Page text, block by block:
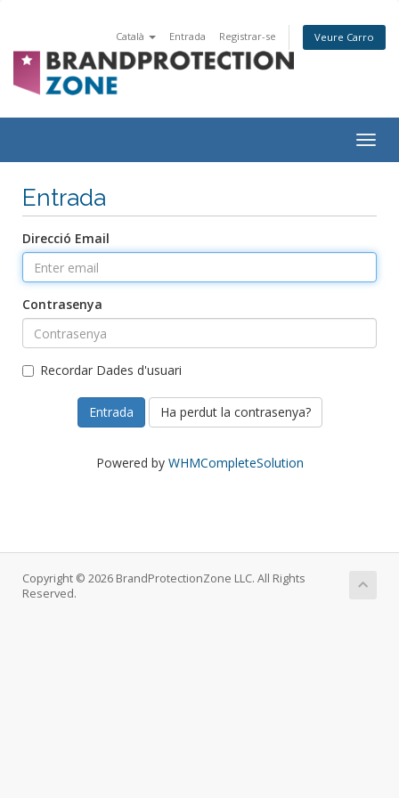
Català Entrada Registrar-se Veure Carro
Entrada
Direcció Email
Contrasenya
Recordar Dades d'usuari
Ha perdut la contrasenya?
Powered by WHMCompleteSolution
Copyright © 2026 BrandProtectionZone LLC. All Rights
Reserved.